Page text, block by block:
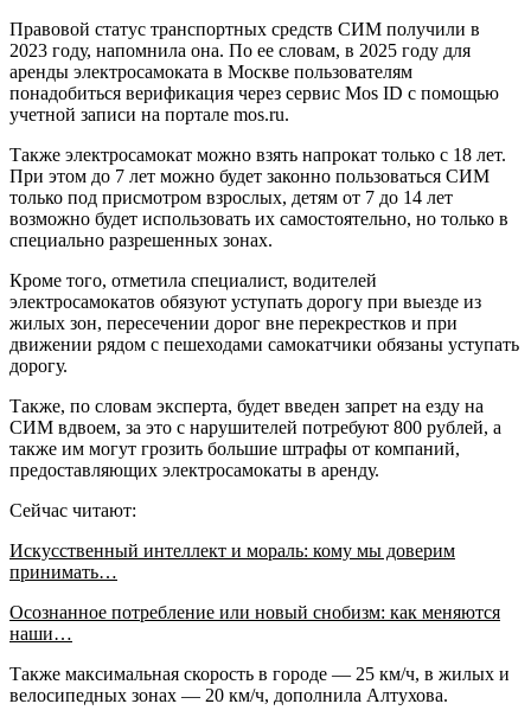
Правовой статус транспортных средств СИМ получили в
2023 году, напомнила она. По ее словам, в 2025 году для
аренды электросамоката в Москве пользователям
понадобиться верификация через сервис Mos ID с помощью
учетной записи на портале mos.ru.
Также электросамокат можно взять напрокат только с 18 лет.
При этом до 7 лет можно будет законно пользоваться СИМ
только под присмотром взрослых, детям от 7 до 14 лет
возможно будет использовать их самостоятельно, но только в
специально разрешенных зонах.
Кроме того, отметила специалист, водителей
электросамокатов обязуют уступать дорогу при выезде из
жилых зон, пересечении дорог вне перекрестков и при
движении рядом с пешеходами самокатчики обязаны уступать
дорогу.
Также, по словам эксперта, будет введен запрет на езду на
СИМ вдвоем, за это с нарушителей потребуют 800 рублей, а
также им могут грозить большие штрафы от компаний,
предоставляющих электросамокаты в аренду.
Сейчас читают:
Искусственный интеллект и мораль: кому мы доверим
принимать…
Осознанное потребление или новый снобизм: как меняются
наши…
Также максимальная скорость в городе — 25 км/ч, в жилых и
велосипедных зонах — 20 км/ч, дополнила Алтухова.